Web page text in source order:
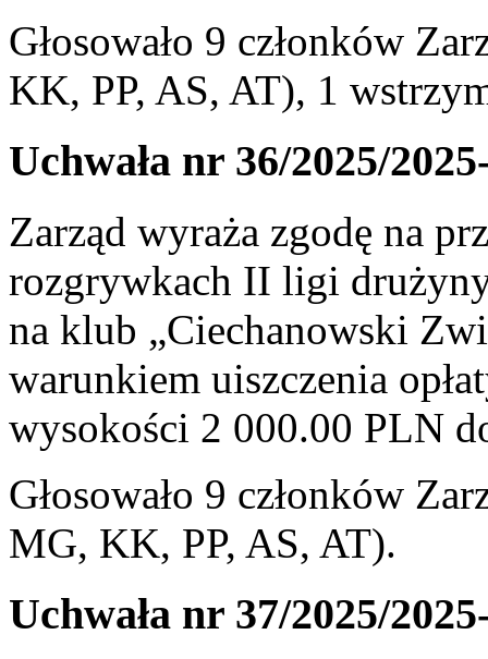
Głosowało 9 członków
KK, PP, AS, AT), 1
Uchwała nr 36/2025/
Zarząd wyraża zgodę na
rozgrywkach II ligi
na klub „Ciechanowski
warunkiem uiszczenia
wysokości 2 000.00 PLN
Głosowało 9 członków
MG, KK, PP, AS, AT).
Uchwała nr 37/2025/